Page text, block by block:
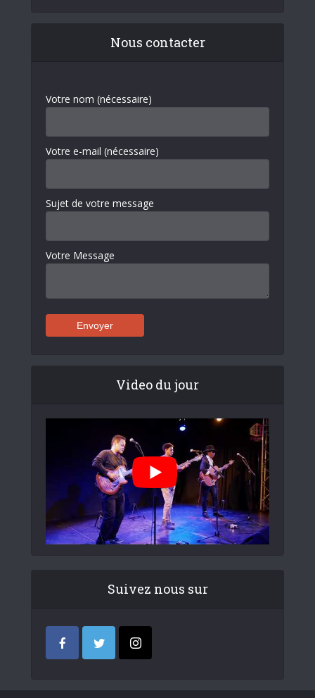
Nous contacter
Votre nom (nécessaire)
Votre e-mail (nécessaire)
Sujet de votre message
Votre Message
Video du jour
Suivez nous sur